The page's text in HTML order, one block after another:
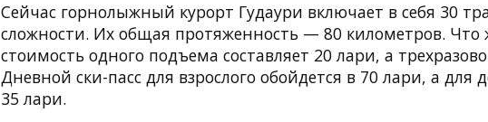
Сейчас горнолыжный курорт Гудаури включает в себя 30
сложности. Их общая протяженность — 80 километров. Что
стоимость одного подъема составляет 20 лари, а
Дневной ски-пасс для взрослого обойдется в 70 лари, а для
35 лари.